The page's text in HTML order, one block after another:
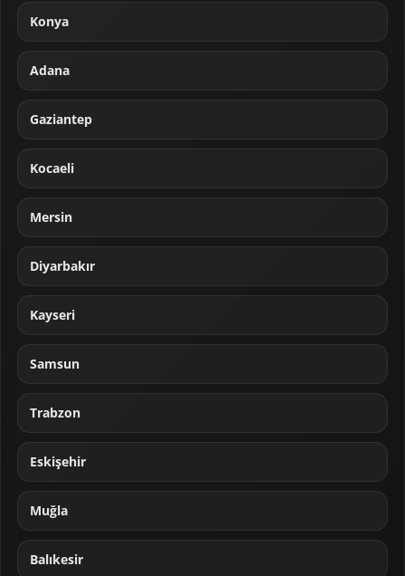
Konya
Adana
Gaziantep
Kocaeli
Mersin
Diyarbakır
Kayseri
Samsun
Trabzon
Eskişehir
Muğla
Balıkesir